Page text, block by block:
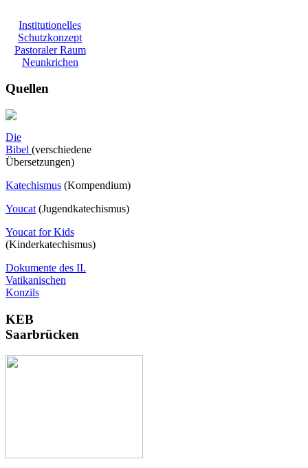
Institutionelles
Schutzkonzept
Pastoraler Raum
Neunkrichen
Quellen
Die
Bibel (verschiedene
Übersetzungen)
Katechismus (Kompendium)
Youcat (Jugendkatechismus)
Youcat for Kids
(Kinderkatechismus)
Dokumente des II.
Vatikanischen
Konzils
KEB
Saarbrücken